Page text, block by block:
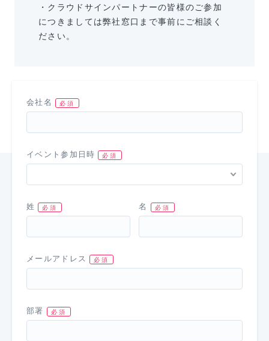
・クラウドサインパートナーの皆様のご参加
につきましては弊社窓口まで事前にご相談く
ださい。
会社名
イベント参加日時
姓 名
メールアドレス
部署